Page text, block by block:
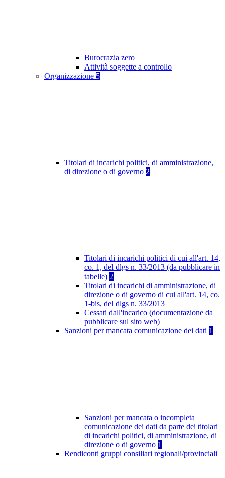
Burocrazia zero
Attività soggette a controllo
Organizzazione 5
Titolari di incarichi politici, di amministrazione,
di direzione o di governo 2
Titolari di incarichi politici di cui all'art. 14,
co. 1, del dlgs n. 33/2013 (da pubblicare in
tabelle) 2
Titolari di incarichi di amministrazione, di
direzione o di governo di cui all'art. 14, co.
1-bis, del dlgs n. 33/2013
Cessati dall'incarico (documentazione da
pubblicare sul sito web)
Sanzioni per mancata comunicazione dei dati 1
Sanzioni per mancata o incompleta
comunicazione dei dati da parte dei titolari
di incarichi politici, di amministrazione, di
direzione o di governo 1
Rendiconti gruppi consiliari regionali/provinciali